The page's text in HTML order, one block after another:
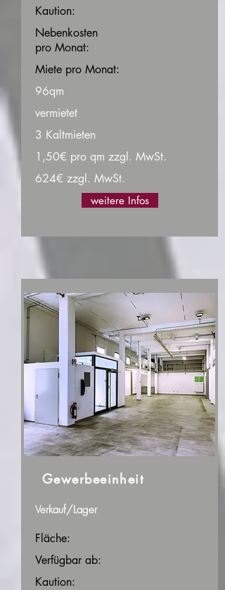
Kaution:
Nebenkosten
pro Monat:
Miete pro Monat:
96qm
vermietet
3 Kaltmieten
1,50€ pro qm zzgl. MwSt.
624€ zzgl. MwSt.
weitere Infos
Gewerbeeinheit
Verkauf/Lager
Fläche:
Verfügbar ab:
Kaution: